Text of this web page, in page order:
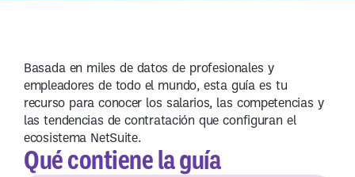
Basada en miles de datos de profesionales y
empleadores de todo el mundo, esta guía es tu
recurso para conocer los salarios, las competencias y
las tendencias de contratación que configuran el
ecosistema NetSuite.
Qué contiene la guía